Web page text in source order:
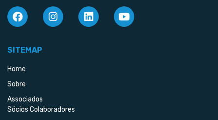
SITEMAP
Home
Sobre
Associados
Sócios Colaboradores